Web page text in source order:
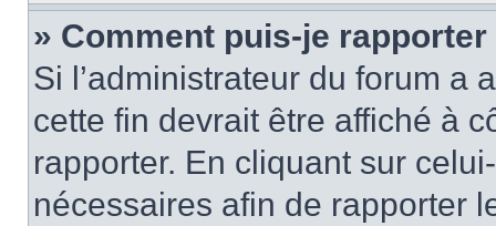
» Comment puis-je
Si l’administrateur du forum a
cette fin devrait être affiché à
rapporter. En cliquant sur
nécessaires afin de rapporter